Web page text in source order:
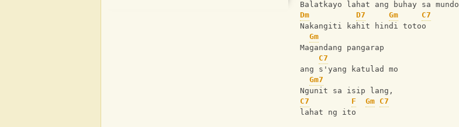
Balatkayo lahat ang buhay sa mundo
Dm
D7 Gm
C7
Nakangiti kahit hindi totoo
Gm
Magandang pangarap
C7
ang s'yang katulad mo
Gm7
Ngunit sa isip lang,
C7
F Gm C7
lahat ng ito